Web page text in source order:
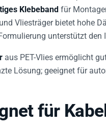
Klebeband für
Vliesträger bietet hohe
unterstützt den
aus PET-Vlies ermöglicht
Lösung; geeignet für
für